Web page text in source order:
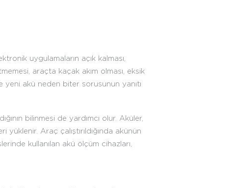
uygulamaların açık kalması,
araçta kaçak akım olması, eksik
akü neden biter sorusunun yanıtı
bilinmesi de yardımcı olur. Aküler,
Araç çalıştırıldığında akünün
kullanılan akü ölçüm cihazları,